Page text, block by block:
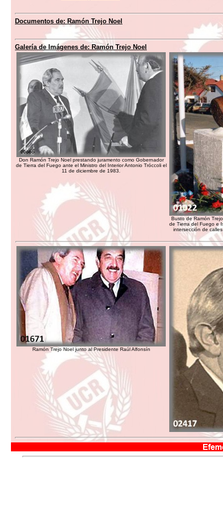
Documentos de: Ramón Trejo Noel
Galería de Imágenes de: Ramón Trejo Noel
Don Ramón Trejo Noel prestando juramento como Gobernador
de Tierra del Fuego ante el Ministro del Interior Antonio Tróccoli el
11 de diciembre de 1983.
Busto de Ramón
de Tierra del Fuego e
intersección de
Ramón Trejo Noel junto al Presidente Raúl Alfonsín